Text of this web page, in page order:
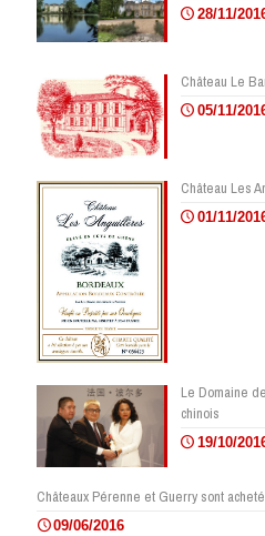
28/11/
Château Le
05/11/
Château Les
01/11/
Le Domaine
chinois
19/10/
Châteaux Pérenne et Guerry sont
09/06/2016